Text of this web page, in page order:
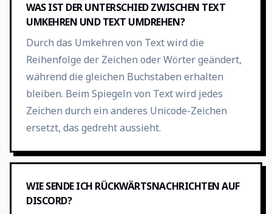
WAS IST DER UNTERSCHIED ZWISCHEN TEXT
UMKEHREN UND TEXT UMDREHEN?
Durch das Umkehren von Text wird die
Reihenfolge der Zeichen oder Wörter geändert,
während die gleichen Buchstaben erhalten
bleiben. Beim Spiegeln von Text wird jedes
Zeichen durch ein anderes Unicode-Zeichen
ersetzt, das gedreht aussieht.
WIE SENDE ICH RÜCKWÄRTSNACHRICHTEN AUF
DISCORD?